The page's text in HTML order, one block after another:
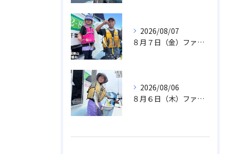
2026/08/07
８月７日（金）ファミリフィッシング
2026/08/06
８月６日（木）ファミリフィッシング